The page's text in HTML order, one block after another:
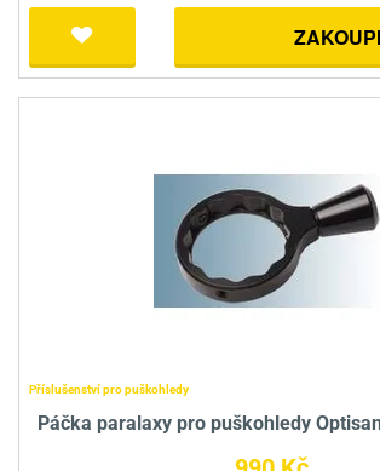
Příslušenství pro puškohledy
Páčka paralaxy pro puškohledy